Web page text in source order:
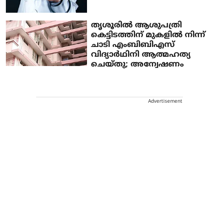
തൃശൂരില്‍ ആശുപത്രി
കെട്ടിടത്തിന് മുകളില്‍ നിന്ന്
ചാടി എംബിബിഎസ്
വിദ്യാര്‍ഥിനി ആത്മഹത്യ
ചെയ്തു; അന്വേഷണം
Advertisement